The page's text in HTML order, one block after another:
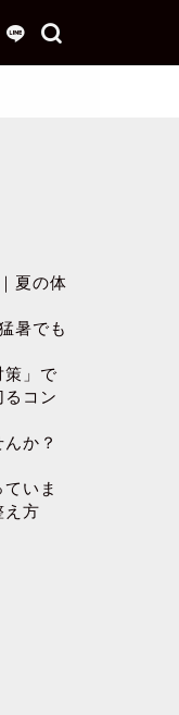
夏の体
暑でも
策」で
るコン
か？
いま
え方